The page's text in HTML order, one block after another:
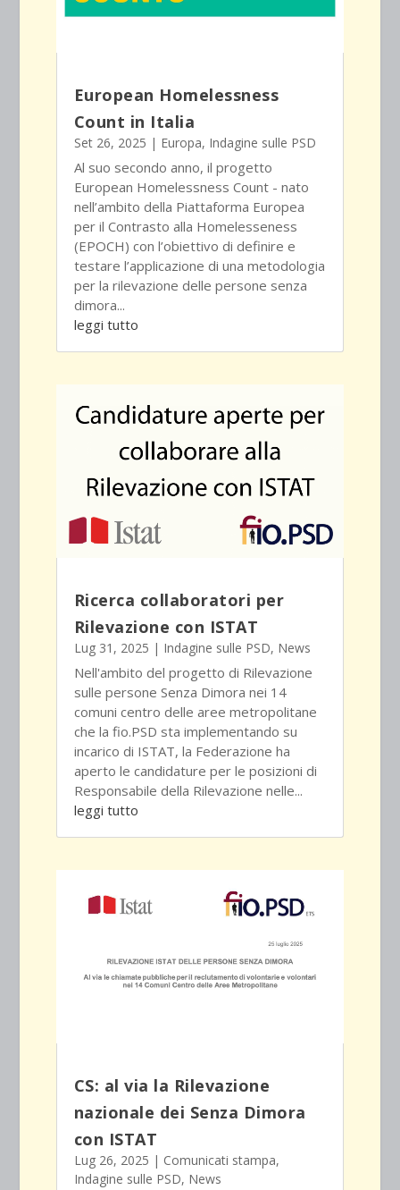
European Homelessness
Count in Italia
Set 26, 2025 | Europa, Indagine sulle PSD
Al suo secondo anno, il progetto
European Homelessness Count - nato
nell’ambito della Piattaforma Europea
per il Contrasto alla Homelesseness
(EPOCH) con l’obiettivo di definire e
testare l’applicazione di una metodologia
per la rilevazione delle persone senza
dimora...
leggi tutto
Ricerca collaboratori per
Rilevazione con ISTAT
Lug 31, 2025 | Indagine sulle PSD, News
Nell'ambito del progetto di Rilevazione
sulle persone Senza Dimora nei 14
comuni centro delle aree metropolitane
che la fio.PSD sta implementando su
incarico di ISTAT, la Federazione ha
aperto le candidature per le posizioni di
Responsabile della Rilevazione nelle...
leggi tutto
CS: al via la Rilevazione
nazionale dei Senza Dimora
con ISTAT
Lug 26, 2025 | Comunicati stampa,
Indagine sulle PSD, News